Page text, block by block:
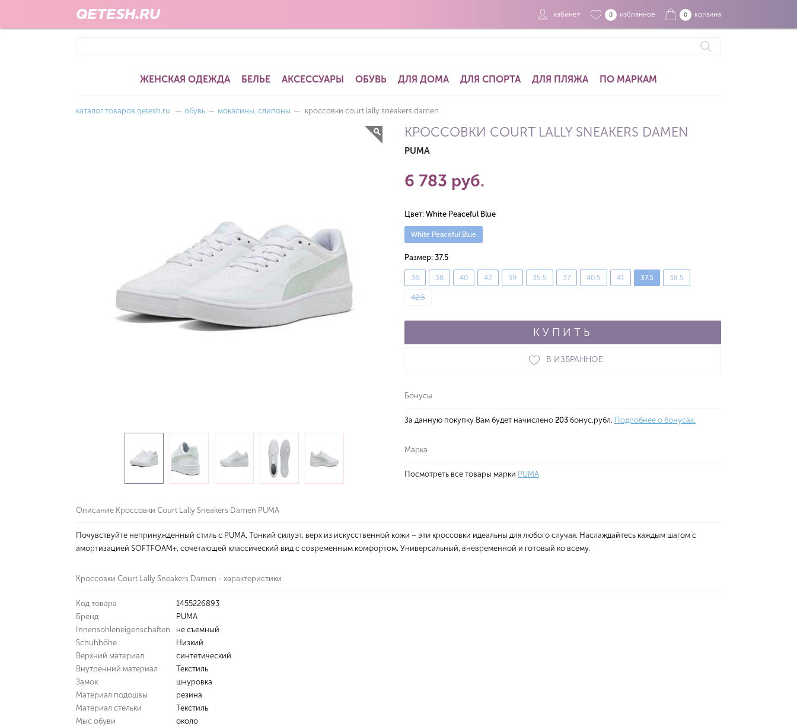
QETESH.RU кабинет 0 избранное 0 корзина
ЖЕНСКАЯ ОДЕЖДА БЕЛЬЕ АКСЕССУАРЫ ОБУВЬ ДЛЯ ДОМА ДЛЯ СПОРТА ДЛЯ ПЛЯЖА ПО МАРКАМ
каталог товаров qetesh.ru — обувь — мокасины, слипоны — кроссовки court lally sneakers damen
КРОССОВКИ COURT LALLY SNEAKERS DAMEN
PUMA
6 783 руб.
Цвет: White Peaceful Blue
White Peaceful Blue
Размер: 37.5
36 38 40 42 39 35.5 37 40.5 41 37.5 38.5
42.5
КУПИТЬ
В ИЗБРАННОЕ
Бонусы
За данную покупку Вам будет начислено 203 бонус.рубл. Подробнее о бонусах.
Марка
Посмотреть все товары марки PUMA
Описание Кроссовки Court Lally Sneakers Damen PUMA
Почувствуйте непринужденный стиль с PUMA. Тонкий силуэт, верх из искусственной кожи – эти кроссовки идеальны для любого случая. Наслаждайтесь каждым шагом с
амортизацией SOFTFOAM+, сочетающей классический вид с современным комфортом. Универсальный, вневременной и готовый ко всему.
Кроссовки Court Lally Sneakers Damen - характеристики
Код товара
1455226893
Бренд
PUMA
Innensohleneigenschaften
не съемный
Schuhhöhe
Низкий
Верхний материал
синтетический
Внутренний материал
Текстиль
Замок
шнуровка
Материал подошвы
резина
Материал стельки
Текстиль
Мыс обуви
около